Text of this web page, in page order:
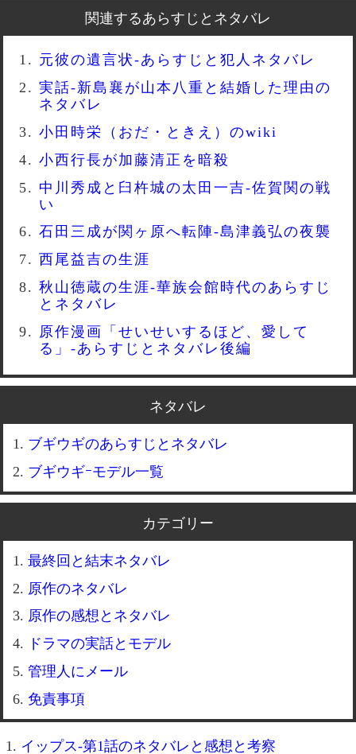
関連するあらすじとネタバレ
元彼の遺言状-あらすじと犯人ネタバレ
実話-新島襄が山本八重と結婚した理由の
ネタバレ
小田時栄（おだ・ときえ）のwiki
小西行長が加藤清正を暗殺
中川秀成と臼杵城の太田一吉-佐賀関の戦
い
石田三成が関ヶ原へ転陣-島津義弘の夜襲
西尾益吉の生涯
秋山徳蔵の生涯-華族会館時代のあらすじ
とネタバレ
原作漫画「せいせいするほど、愛して
る」-あらすじとネタバレ後編
ネタバレ
ブギウギのあらすじとネタバレ
ブギウギｰモデル一覧
カテゴリー
最終回と結末ネタバレ
原作のネタバレ
原作の感想とネタバレ
ドラマの実話とモデル
管理人にメール
免責事項
イップス-第1話のネタバレと感想と考察